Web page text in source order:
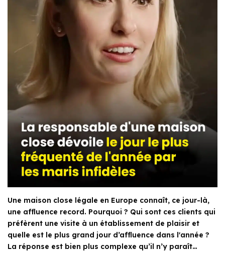
Une maison close légale en Europe connaît, ce jour-là,
une affluence record. Pourquoi ? Qui sont ces clients qui
préfèrent une visite à un établissement de plaisir et
quelle est le plus grand jour d’affluence dans l'année ?
La réponse est bien plus complexe qu’il n’y paraît…